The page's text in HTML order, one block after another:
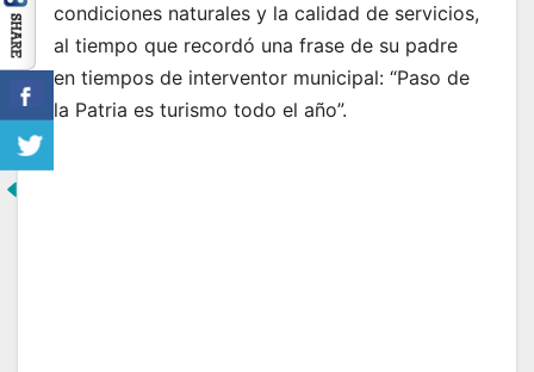
condiciones naturales y la calidad de servicios,
al tiempo que recordó una frase de su padre
en tiempos de interventor municipal: “Paso de
la Patria es turismo todo el año”.